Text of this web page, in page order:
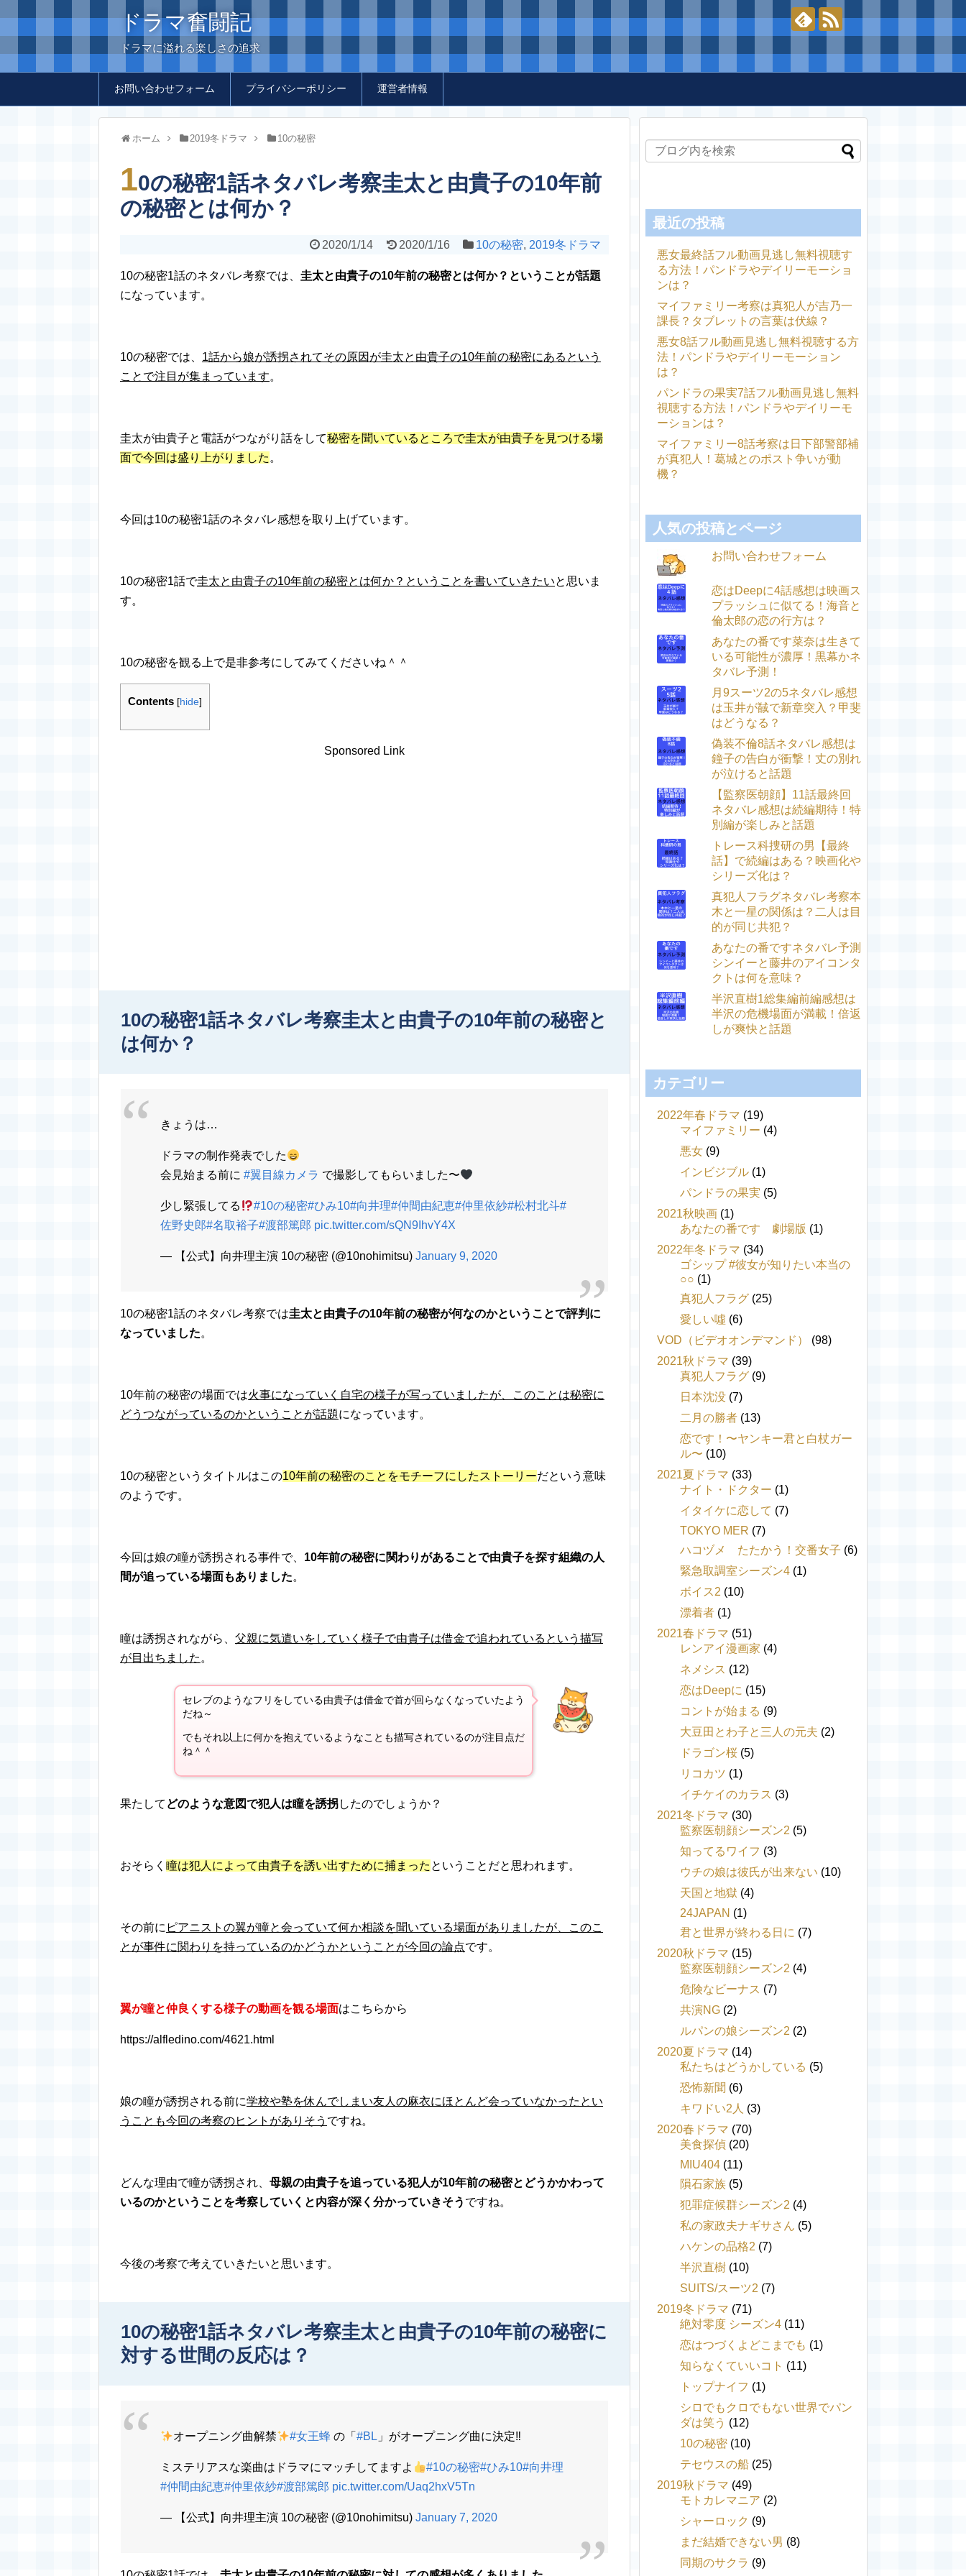
ドラマ奮闘記
ドラマに溢れる楽しさの追求
お問い合わせフォーム プライバシーポリシー 運営者情報
ホーム 2019冬ドラマ 10の秘密
10の秘密1話ネタバレ考察圭太と由貴子の10年前
の秘密とは何か？
2020/1/14 2020/1/16 10の秘密, 2019冬ドラマ
10の秘密1話のネタバレ考察では、 圭太と由貴子の10年前の秘密とは何か？ということが話題
になっています。
10の秘密では、 1話から娘が誘拐されてその原因が圭太と由貴子の10年前の秘密にあるという
ことで注目が集まっています。
圭太が由貴子と電話がつながり話をして秘密を聞いているところで圭太が由貴子を見つける場
面で今回は盛り上がりました 。
今回は10の秘密1話のネタバレ感想を取り上げています。
10の秘密1話で圭太と由貴子の10年前の秘密とは何か？ということを書いていきたいと思いま
す。
10の秘密を観る上で是非参考にしてみてくださいね＾＾
Contents [hide]
Sponsored Link
10の秘密1話ネタバレ考察圭太と由貴子の10年前の秘密と
は何か？
きょうは…
ドラマの制作発表でした
会見始まる前に #翼目線カメラ で撮影してもらいました〜
少し緊張してる #10の秘密#ひみ10#向井理#仲間由紀恵#仲里依紗#松村北斗#
佐野史郎#名取裕子#渡部篤郎 pic.twitter.com/sQN9IhvY4X
— 【公式】向井理主演 10の秘密 (@10nohimitsu) January 9, 2020
10の秘密1話のネタバレ考察では圭太と由貴子の10年前の秘密が何なのかということで評判に
なっていました。
10年前の秘密の場面では火事になっていく自宅の様子が写っていましたが、このことは秘密に
どうつながっているのかということが話題になっています。
10の秘密というタイトルはこの10年前の秘密のことをモチーフにしたストーリーだという意味
のようです。
今回は娘の瞳が誘拐される事件で、 10年前の秘密に関わりがあることで由貴子を探す組織の人
間が追っている場面もありました。
瞳は誘拐されながら、 父親に気遣いをしていく様子で由貴子は借金で追われているという描写
が目出ちました 。
セレブのようなフリをしている由貴子は借金で首が回らなくなっていたよう
だね～
でもそれ以上に何かを抱えているようなことも描写されているのが注目点だ
ね＾＾
果たして どのような意図で犯人は瞳を誘拐したのでしょうか？
おそらく 瞳は犯人によって由貴子を誘い出すために捕まった ということだと思われます。
その前に ピアニストの翼が瞳と会っていて何か相談を聞いている場面がありましたが、このこ
とが事件に関わりを持っているのかどうかということが今回の論点です。
翼が瞳と仲良くする様子の動画を観る場面はこちらから
https://alfledino.com/4621.html
娘の瞳が誘拐される前に学校や塾を休んでしまい友人の麻衣にほとんど会っていなかったとい
うことも今回の考察のヒントがありそう ですね。
どんな理由で瞳が誘拐され、 母親の由貴子を追っている犯人が10年前の秘密とどうかかわって
いるのかということを考察していくと内容が深く分かっていきそう ですね。
今後の考察で考えていきたいと思います。
10の秘密1話ネタバレ考察圭太と由貴子の10年前の秘密に
対する世間の反応は？
オープニング曲解禁 #女王蜂 の「#BL 」がオープニング曲に決定‼
ミステリアスな楽曲はドラマにマッチしてますよ #10の秘密#ひみ10#向井理
#仲間由紀恵#仲里依紗#渡部篤郎 pic.twitter.com/Uaq2hxV5Tn
— 【公式】向井理主演 10の秘密 (@10nohimitsu) January 7, 2020
最近の投稿
悪女最終話フル動画見逃し無料視聴す
る方法！パンドラやデイリーモーショ
ンは？
マイファミリー考察は真犯人が吉乃一
課長？タブレットの言葉は伏線？
悪女8話フル動画見逃し無料視聴する方
法！パンドラやデイリーモーション
は？
パンドラの果実7話フル動画見逃し無料
視聴する方法！パンドラやデイリーモ
ーションは？
マイファミリー8話考察は日下部警部補
が真犯人！葛城とのポスト争いが動
機？
人気の投稿とページ
お問い合わせフォーム
恋はDeepに4話感想は映画ス
プラッシュに似てる！海音と
倫太郎の恋の行方は？
あなたの番です菜奈は生きて
いる可能性が濃厚！黒幕かネ
タバレ予測！
月9スーツ2の5ネタバレ感想
は玉井が馘で新章突入？甲斐
はどうなる？
偽装不倫8話ネタバレ感想は
鐘子の告白が衝撃！丈の別れ
が泣けると話題
【監察医朝顔】11話最終回
ネタバレ感想は続編期待！特
別編が楽しみと話題
トレース科捜研の男【最終
話】で続編はある？映画化や
シリーズ化は？
真犯人フラグネタバレ考察本
木と一星の関係は？二人は目
的が同じ共犯？
あなたの番ですネタバレ予測
シンイーと藤井のアイコンタ
クトは何を意味？
半沢直樹1総集編前編感想は
半沢の危機場面が満載！倍返
しが爽快と話題
カテゴリー
2022年春ドラマ (19)
マイファミリー (4)
悪女 (9)
インビジブル (1)
パンドラの果実 (5)
2021秋映画 (1)
あなたの番です 劇場版 (1)
2022年冬ドラマ (34)
ゴシップ #彼女が知りたい本当の
○○ (1)
真犯人フラグ (25)
愛しい噓 (6)
VOD（ビデオオンデマンド）
(98)
2021秋ドラマ (39)
真犯人フラグ (9)
日本沈没 (7)
二月の勝者 (13)
恋です！〜ヤンキー君と白杖ガー
ル〜 (10)
2021夏ドラマ (33)
ナイト・ドクター (1)
イタイケに恋して (7)
TOKYO MER (7)
ハコヅメ たたかう！交番女子 (6)
緊急取調室シーズン4 (1)
ボイス2 (10)
漂着者 (1)
2021春ドラマ (51)
レンアイ漫画家 (4)
ネメシス (12)
恋はDeepに (15)
コントが始まる (9)
大豆田とわ子と三人の元夫 (2)
ドラゴン桜 (5)
リコカツ (1)
イチケイのカラス (3)
2021冬ドラマ (30)
監察医朝顔シーズン2 (5)
知ってるワイフ (3)
ウチの娘は彼氏が出来ない (10)
天国と地獄 (4)
24JAPAN (1)
君と世界が終わる日に (7)
2020秋ドラマ (15)
監察医朝顔シーズン2 (4)
危険なビーナス (7)
共演NG (2)
ルパンの娘シーズン2 (2)
2020夏ドラマ (14)
私たちはどうかしている (5)
恐怖新聞 (6)
キワドい2人 (3)
2020春ドラマ (70)
美食探偵 (20)
MIU404 (11)
隕石家族 (5)
犯罪症候群シーズン2 (4)
私の家政夫ナギサさん (5)
ハケンの品格2 (7)
半沢直樹 (10)
SUITS/スーツ2 (7)
2019冬ドラマ (71)
絶対零度 シーズン4 (11)
恋はつづくよどこまでも (1)
知らなくていいコト (11)
トップナイフ (1)
シロでもクロでもない世界でパン
ダは笑う (12)
10の秘密 (10)
テセウスの船 (25)
2019秋ドラマ (49)
モトカレマニア (2)
シャーロック (9)
まだ結婚できない男 (8)
同期のサクラ (9)